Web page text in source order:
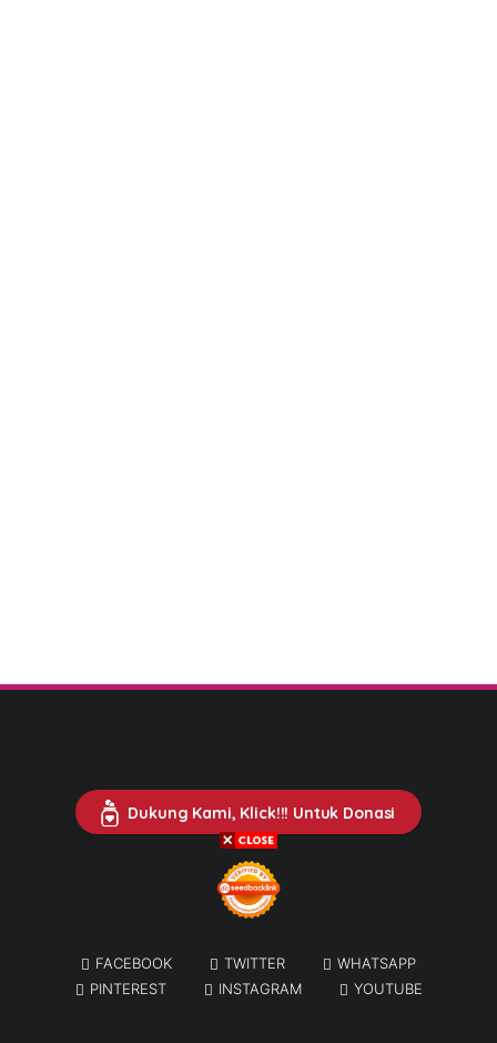
Dukung Kami, Klick!!! Untuk Donasi
FACEBOOK TWITTER
WHATSAPP
PINTEREST
INSTAGRAM YOUTUBE